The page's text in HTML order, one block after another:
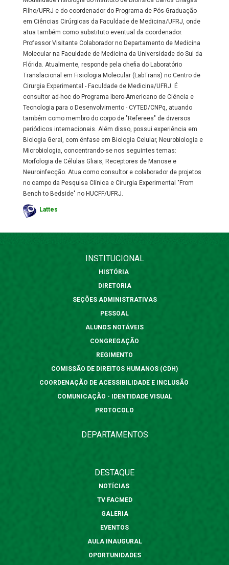
Filho/UFRJ e do coordenador do Programa de Pós-Graduação
em Ciências Cirúrgicas da Faculdade de Medicina/UFRJ, onde
atua também como substituto eventual da coordenador.
Professor Visitante Colaborador no Departamento de Medicina
Molecular na Faculdade de Medicina da Universidade do Sul da
Flórida. Atualmente, responde pela chefia do Laboratório
Translacional em Fisiologia Molecular (LabTrans) no Centro de
Cirurgia Experimental - Faculdade de Medicina/UFRJ. É
consultor ad-hoc do Programa Ibero-Americano de Ciência e
Tecnologia para o Desenvolvimento - CYTED/CNPq, atuando
também como membro do corpo de "Referees" de diversos
periódicos internacionais. Além disso, possui experiência em
Biologia Geral, com ênfase em Biologia Celular, Neurobiologia e
Microbiologia, concentrando-se nos seguintes temas:
Morfologia de Células Gliais, Receptores de Manose e
Neuroinfecção. Atua como consultor e colaborador de projetos
no campo da Pesquisa Clínica e Cirurgia Experimental "From
Bench to Bedside" no HUCFF/UFRJ.
Lattes
INSTITUCIONAL
HISTÓRIA
DIRETORIA
SEÇÕES ADMINISTRATIVAS
PESSOAL
ALUNOS NOTÁVEIS
CONGREGAÇÃO
REGIMENTO
COMISSÃO DE DIREITOS HUMANOS (CDH)
COORDENAÇÃO DE ACESSIBILIDADE E INCLUSÃO
COMUNICAÇÃO - IDENTIDADE VISUAL
PROTOCOLO
DEPARTAMENTOS
DESTAQUE
NOTÍCIAS
TV FACMED
GALERIA
EVENTOS
AULA INAUGURAL
OPORTUNIDADES